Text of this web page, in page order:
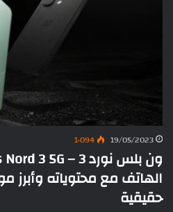
19/05/2023 1٬094
الهاتف مع محتوياته
حقيقية